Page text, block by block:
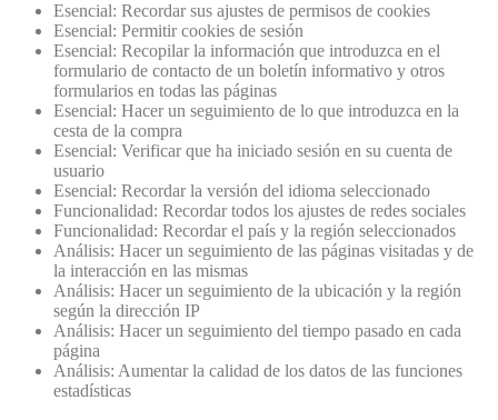
Esencial: Recordar sus ajustes de permisos de cookies
Esencial: Permitir cookies de sesión
Esencial: Recopilar la información que introduzca en el
formulario de contacto de un boletín informativo y otros
formularios en todas las páginas
Esencial: Hacer un seguimiento de lo que introduzca en la
cesta de la compra
Esencial: Verificar que ha iniciado sesión en su cuenta de
usuario
Esencial: Recordar la versión del idioma seleccionado
Funcionalidad: Recordar todos los ajustes de redes sociales
Funcionalidad: Recordar el país y la región seleccionados
Análisis: Hacer un seguimiento de las páginas visitadas y de
la interacción en las mismas
Análisis: Hacer un seguimiento de la ubicación y la región
según la dirección IP
Análisis: Hacer un seguimiento del tiempo pasado en cada
página
Análisis: Aumentar la calidad de los datos de las funciones
estadísticas